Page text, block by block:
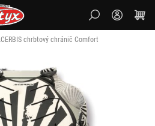
chrbtový chránič Comfort